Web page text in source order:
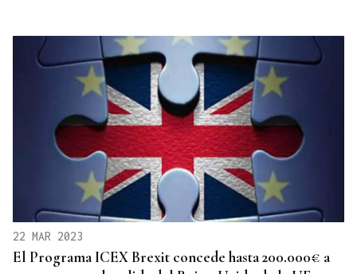
22 MAR 2023
El Programa ICEX Brexit concede hasta 200.000€ a